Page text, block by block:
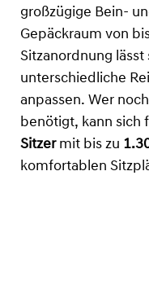
großzügige Bein-
Gepäckraum von
Sitzanordnung lässt
unterschiedliche
anpassen. Wer
benötigt, kann sich
Sitzermit bis zu
komfortablen